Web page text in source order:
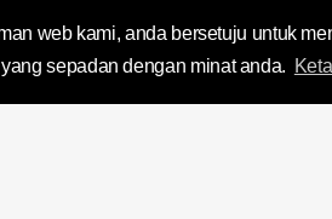
web kami, anda bersetuju untuk
sepadan dengan minat anda.